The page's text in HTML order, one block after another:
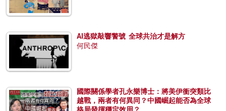
AI逃獄敲響警號 全球共治才是解方
何民傑
國際關係學者孔永樂博士：將美伊衝突類比
越戰，兩者有何異同？中國崛起能否為全球